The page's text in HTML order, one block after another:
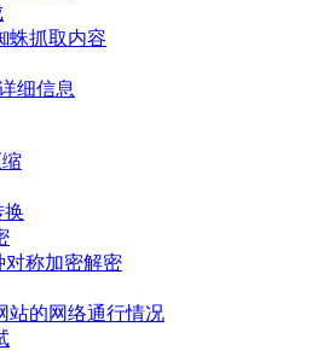
蛛抓取内容
细信息
换
对称加密解密
站的网络通行情况